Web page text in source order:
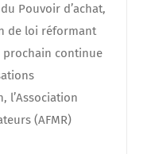
Pouvoir d’achat,
de loi réformant
prochain continue
l’Association
(AFMR)